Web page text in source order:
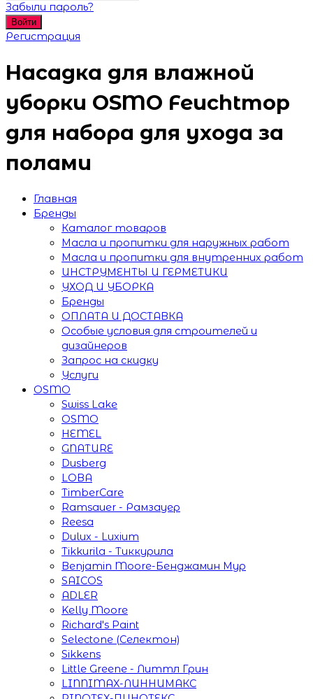
Забыли пароль?
Войти
Регистрация
Насадка для влажной
уборки OSMO Feuchtmop
для набора для ухода за
полами
Главная
Бренды
Каталог товаров
Масла и пропитки для наружных работ
Масла и пропитки для внутренних работ
ИНСТРУМЕНТЫ И ГЕРМЕТИКИ
УХОД И УБОРКА
Бренды
ОПЛАТА И ДОСТАВКА
Особые условия для строителей и
дизайнеров
Запрос на скидку
Услуги
OSMO
Swiss Lake
OSMO
HEMEL
GNATURE
Dusberg
LOBA
TimberCare
Ramsauer - Рамзауер
Reesa
Dulux - Luxium
Tikkurila - Тиккурила
Benjamin Moore-Бенджамин Мур
SAICOS
ADLER
Kelly Moore
Richard's Paint
Selectone (Селектон)
Sikkens
Little Greene - Литтл Грин
LINNIMAX-ЛИННИМАКС